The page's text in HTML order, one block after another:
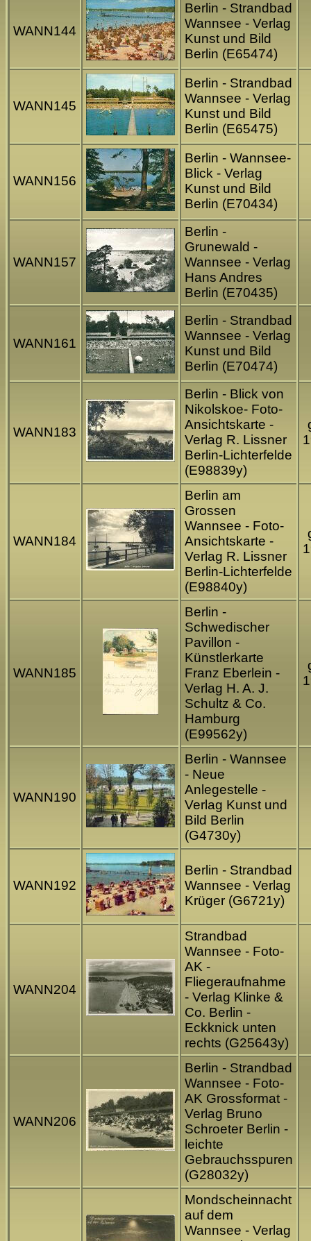
WANN144
Berlin - Strandbad
Wannsee - Verlag
Kunst und Bild
Berlin (E65474)
WANN145
Berlin - Strandbad
Wannsee - Verlag
Kunst und Bild
Berlin (E65475)
WANN156
Berlin - Wannsee-
Blick - Verlag
Kunst und Bild
Berlin (E70434)
WANN157
Berlin -
Grunewald -
Wannsee - Verlag
Hans Andres
Berlin (E70435)
WANN161
Berlin - Strandbad
Wannsee - Verlag
Kunst und Bild
Berlin (E70474)
WANN183
Berlin - Blick von
Nikolskoe- Foto-
Ansichtskarte -
Verlag R. Lissner
Berlin-Lichterfelde
(E98839y)
WANN184
Berlin am
Grossen
Wannsee - Foto-
Ansichtskarte -
Verlag R. Lissner
Berlin-Lichterfelde
(E98840y)
WANN185
Berlin -
Schwedischer
Pavillon -
Künstlerkarte
Franz Eberlein -
Verlag H. A. J.
Schultz & Co.
Hamburg
(E99562y)
WANN190
Berlin - Wannsee
- Neue
Anlegestelle -
Verlag Kunst und
Bild Berlin
(G4730y)
WANN192
Berlin - Strandbad
Wannsee - Verlag
Krüger (G6721y)
WANN204
Strandbad
Wannsee - Foto-
AK -
Fliegeraufnahme
- Verlag Klinke &
Co. Berlin -
Eckknick unten
rechts (G25643y)
WANN206
Berlin - Strandbad
Wannsee - Foto-
AK Grossformat -
Verlag Bruno
Schroeter Berlin -
leichte
Gebrauchsspuren
(G28032y)
Mondscheinnacht
auf dem
Wannsee - Verlag